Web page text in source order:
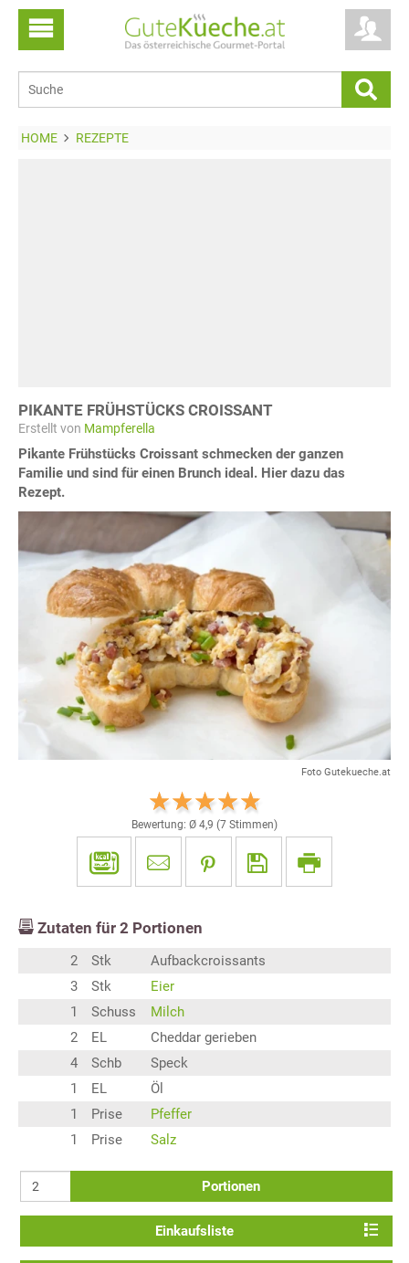
HOME REZEPTE
PIKANTE FRÜHSTÜCKS CROISSANT
Erstellt von Mampferella
Pikante Frühstücks Croissant schmecken der ganzen
Familie und sind für einen Brunch ideal. Hier dazu das
Rezept.
Foto Gutekueche.at
Bewertung: Ø 4,9 (7 Stimmen)
Zutaten für 2 Portionen
2 Stk
Aufbackcroissants
3
Stk
Eier
1
Schuss
Milch
2
EL
Cheddar gerieben
4
Schb
Speck
1
EL
Öl
1
Prise
Pfeffer
1
Prise Salz
Portionen
Einkaufsliste